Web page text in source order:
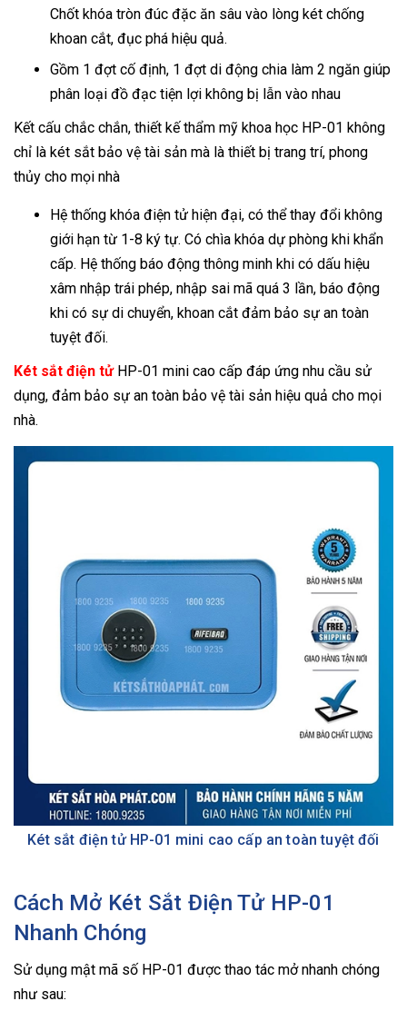
Chốt khóa tròn đúc đặc ăn sâu vào lòng két chống
khoan cắt, đục phá hiệu quả.
Gồm 1 đợt cố định, 1 đợt di động chia làm 2 ngăn giúp
phân loại đồ đạc tiện lợi không bị lẫn vào nhau
Kết cấu chắc chắn, thiết kế thẩm mỹ khoa học HP-01 không
chỉ là két sắt bảo vệ tài sản mà là thiết bị trang trí, phong
thủy cho mọi nhà
Hệ thống khóa điện tử hiện đại, có thể thay đổi không
giới hạn từ 1-8 ký tự. Có chìa khóa dự phòng khi khẩn
cấp. Hệ thống báo động thông minh khi có dấu hiệu
xâm nhập trái phép, nhập sai mã quá 3 lần, báo động
khi có sự di chuyển, khoan cắt đảm bảo sự an toàn
tuyệt đối.
Két sắt điện tửHP-01 mini cao cấp đáp ứng nhu cầu sử
dụng, đảm bảo sự an toàn bảo vệ tài sản hiệu quả cho mọi
nhà.
Két sắt điện tử HP-01 mini cao cấp an toàn tuyệt đối
Cách Mở Két Sắt Điện Tử HP-01
Nhanh Chóng
Sử dụng mật mã số HP-01 được thao tác mở nhanh chóng
như sau: